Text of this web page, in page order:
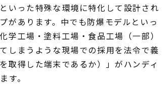
いった特殊な環境に特化して設計され
があります。中でも防爆モデルといっ
工場・塗料工場・食品工場（一部）
しまうような現場での採用を法令で義
取得した端末であるか）」がハンディ
す。